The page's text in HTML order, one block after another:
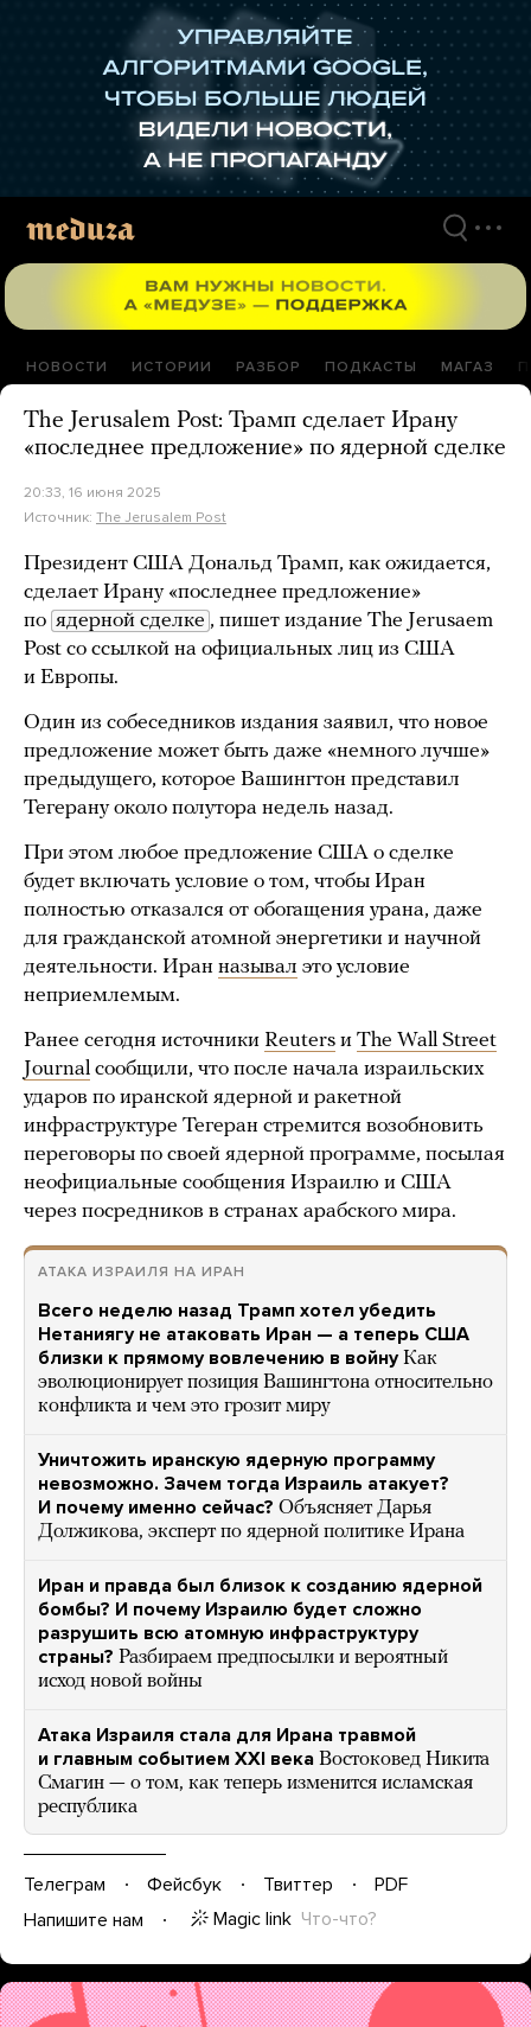
НОВОСТИ ИСТОРИИ РАЗБОР ПОДКАСТЫ МАГАЗ
The Jerusalem Post: Трамп сделает Ирану
«последнее предложение» по ядерной сделке
20:33, 16 июня 2025
Источник: The Jerusalem Post
Президент США Дональд Трамп, как ожидается,
сделает Ирану «последнее предложение»
по ядерной сделке , пишет издание The Jerusaem
Post со ссылкой на официальных лиц из США
и Европы.
Один из собеседников издания заявил, что новое
предложение может быть даже «немного лучше»
предыдущего, которое Вашингтон представил
Тегерану около полутора недель назад.
При этом любое предложение США о сделке
будет включать условие о том, чтобы Иран
полностью отказался от обогащения урана, даже
для гражданской атомной энергетики и научной
деятельности. Иран называл это условие
неприемлемым.
Ранее сегодня источники Reuters и The Wall Street
Journal сообщили, что после начала израильских
ударов по иранской ядерной и ракетной
инфраструктуре Тегеран стремится возобновить
переговоры по своей ядерной программе, посылая
неофициальные сообщения Израилю и США
через посредников в странах арабского мира.
АТАКА ИЗРАИЛЯ НА ИРАН
Всего неделю назад Трамп хотел убедить
Нетаниягу не атаковать Иран — а теперь США
близки к прямому вовлечению в войну Как
эволюционирует позиция Вашингтона относительно
конфликта и чем это грозит миру
Уничтожить иранскую ядерную программу
невозможно. Зачем тогда Израиль атакует?
И почему именно сейчас? Объясняет Дарья
Должикова, эксперт по ядерной политике Ирана
Иран и правда был близок к созданию ядерной
бомбы? И почему Израилю будет сложно
разрушить всю атомную инфраструктуру
страны? Разбираем предпосылки и вероятный
исход новой войны
Атака Израиля стала для Ирана травмой
и главным событием XXI века Востоковед Никита
Смагин — о том, как теперь изменится исламская
республика
Телеграм Фейсбук Твиттер
PDF
Напишите нам
Magic link Что-что?